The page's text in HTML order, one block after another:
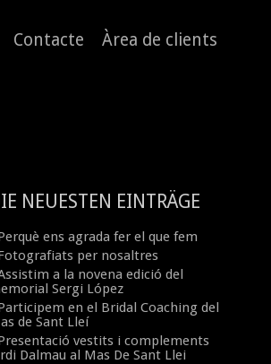
Contacte Àrea de clients
NEUESTEN EINTRÄGE
ens agrada fer el que fem
per nosaltres
a la novena edició del
Sergi López
en el Bridal Coaching del
de Sant Lleí
vestits i complements
Dalmau al Mas De Sant Llei